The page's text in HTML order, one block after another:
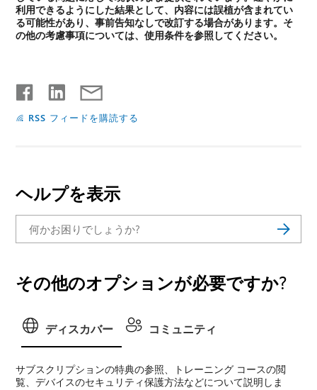
利用できるようにした結果として、内容には誤植が含まれてい
る可能性があり、事前告知なしで改訂する場合があります。そ
の他の考慮事項については、使用条件を参照してください。
RSS フィードを購読する
ヘルプを表示
その他のオプションが必要ですか?
ディスカバー コミュニティ
サブスクリプションの特典の参照、トレーニング コースの閲
覧、デバイスのセキュリティ保護方法などについて説明しま